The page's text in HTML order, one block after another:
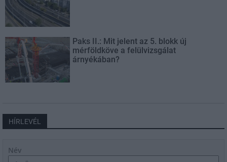
Paks II.: Mit jelent az 5. blokk új
mérföldköve a felülvizsgálat
árnyékában?
HÍRLEVÉL
Név